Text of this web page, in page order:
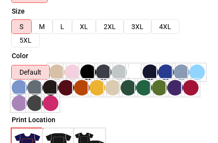
Size
S
M L XL 2XL 3XL
4XL
5XL
Color
Default
Print Location